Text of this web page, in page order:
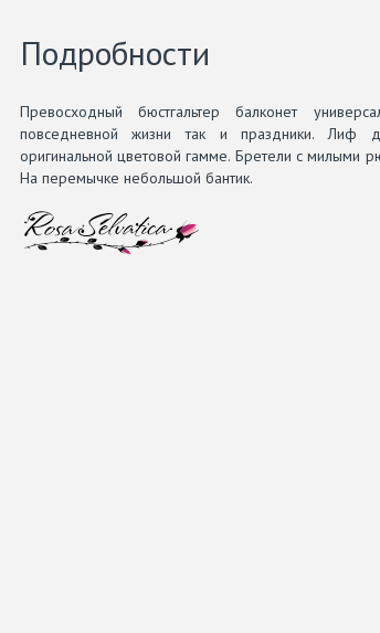
Подробности
Превосходный бюстгальтер балконет
повседневной жизни так и праздники. Лиф
оригинальной цветовой гамме. Бретели с милыми
На перемычке небольшой бантик.